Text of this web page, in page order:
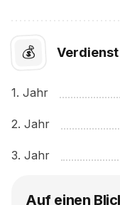
💰
1. Jahr
2. Jahr
3. Jahr
Auf einen